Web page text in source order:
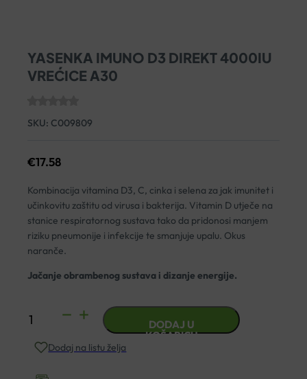
YASENKA IMUNO D3 DIREKT 4000IU
VREĆICE A30
SKU: C009809
€17.58
Kombinacija vitamina D3, C, cinka i selena za jak imunitet i
učinkovitu zaštitu od virusa i bakterija. Vitamin D utječe na
stanice respiratornog sustava tako da pridonosi manjem
riziku pneumonije i infekcije te smanjuje upalu. Okus
naranče.
Jačanje obrambenog sustava i dizanje energije.
YASENKA
D3
DODAJ U
KOŠARICU
Dodaj na listu želja